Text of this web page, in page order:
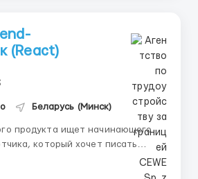
(React)
Беларусь (Минск)
продукта ищет начинающего
который хочет писать